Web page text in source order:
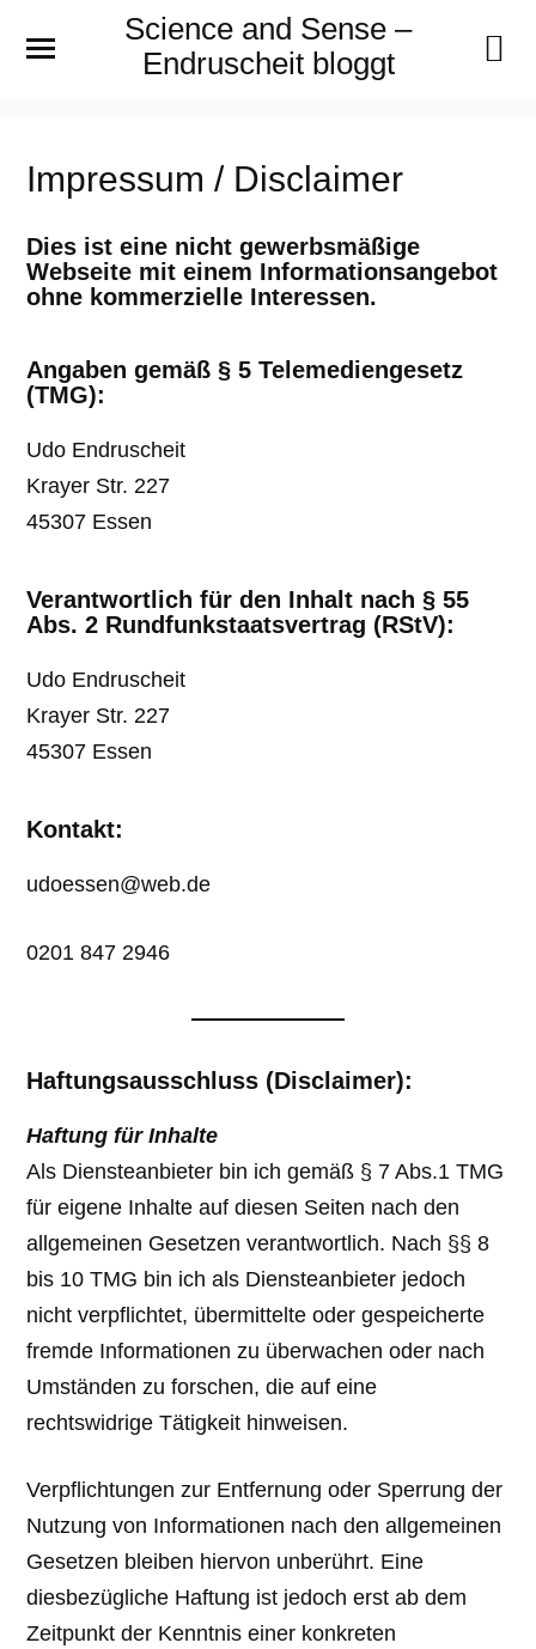
Science and Sense –
Endruscheit bloggt
Impressum / Disclaimer
Dies ist eine nicht gewerbsmäßige
Webseite mit einem Informationsangebot
ohne kommerzielle Interessen.
Angaben gemäß § 5 Telemediengesetz
(TMG):
Udo Endruscheit
Krayer Str. 227
45307 Essen
Verantwortlich für den Inhalt nach § 55
Abs. 2 Rundfunkstaatsvertrag (RStV):
Udo Endruscheit
Krayer Str. 227
45307 Essen
Kontakt:
udoessen@web.de
0201 847 2946
Haftungsausschluss (Disclaimer):
Haftung für Inhalte
Als Diensteanbieter bin ich gemäß § 7 Abs.1 TMG
für eigene Inhalte auf diesen Seiten nach den
allgemeinen Gesetzen verantwortlich. Nach §§ 8
bis 10 TMG bin ich als Diensteanbieter jedoch
nicht verpflichtet, übermittelte oder gespeicherte
fremde Informationen zu überwachen oder nach
Umständen zu forschen, die auf eine
rechtswidrige Tätigkeit hinweisen.
Verpflichtungen zur Entfernung oder Sperrung der
Nutzung von Informationen nach den allgemeinen
Gesetzen bleiben hiervon unberührt. Eine
diesbezügliche Haftung ist jedoch erst ab dem
Zeitpunkt der Kenntnis einer konkreten